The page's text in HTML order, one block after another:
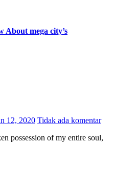
About mega city’s
12, 2020 Tidak ada komentar
possession of my entire soul,